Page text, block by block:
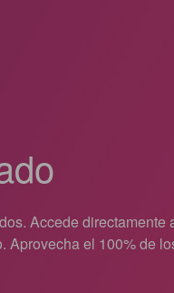
Accede
el 100% de